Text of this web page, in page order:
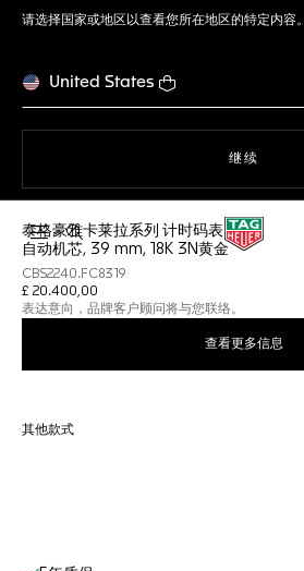
请选择国家或地区以查看您所在地区的特定内容。
United States
继续
打开搜索
泰格豪雅卡莱拉系列 计时码表
自动机芯, 39 mm, 18K 3N黄金
CBS2240.FC8319
£ 20.400,00
表达意向，品牌客户顾问将与您联络。
查看更多信息
其他款式
线上服务